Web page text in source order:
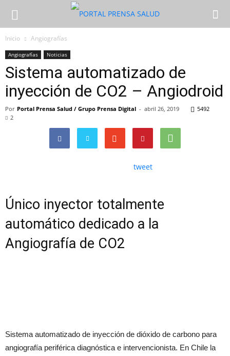
Inicio Angiografías
Angiografías Noticias
Sistema automatizado de
inyección de CO2 – Angiodroid
Por Portal Prensa Salud / Grupo Prensa Digital - abril 26, 2019
5492
2
tweet
Único inyector totalmente
automático dedicado a la
Angiografía de CO2
Sistema automatizado de inyección de dióxido de carbono para
angiografía periférica diagnóstica e intervencionista. En Chile la